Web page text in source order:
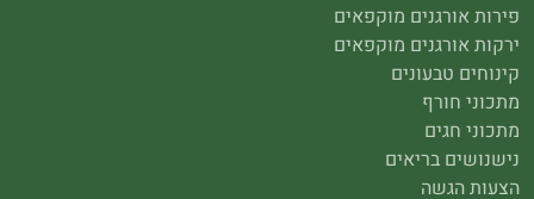
פירות אורגנים מוקפאים
ירקות אורגנים מוקפאים
קינוחים טבעונים
מתכוני חורף
מתכוני חגים
נישנושים בריאים
הצעות הגשה